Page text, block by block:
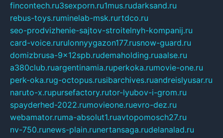
fincontech.ru3sexporn.ru1mus.rudarksand.ru
rebus-toys.ruminelab-msk.rurtdco.ru
seo-prodvizhenie-sajtov-stroitelnyh-kompanij.ru
card-voice.rurulonnyygazon177.rusnow-guard.ru
domizbrusa-9x12spb.rudemaholding.ruaalse.ru
a380club.ruargentinamia.ruperkoka.rumovie-one.ru
perk-oka.rug-octopus.rusibarchives.ruandreislyusar.ru
naruto-x.rupursefactory.rutor-lyubov-i-grom.ru
spayderhed-2022.rumovieone.ruevro-dez.ru
webamator.ruma-absolut1.ruavtopomosch27.ru
nv-750.runews-plain.runertansaga.rudelanalad.ru